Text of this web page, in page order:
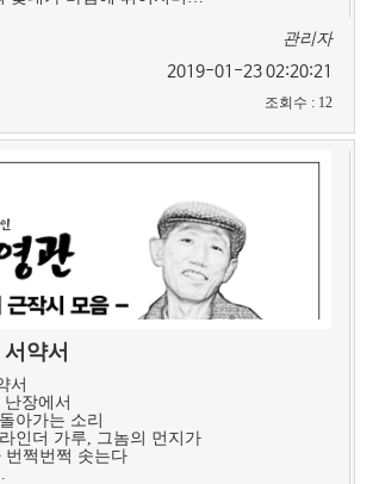
관리자
2019-01-23 02:20:21
조회수 : 12
약서
서
장에서
아가는 소리
인더 가루, 그놈의 먼지가
번쩍번쩍 솟는다